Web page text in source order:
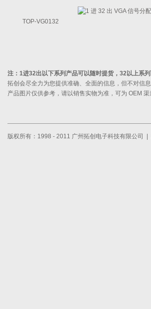
TOP-VG0132
注：1进32出以下系列产品可以随时提货，32以上系列
拓创会尽全力为您提供准确、全面的信息，但不对信
产品图片仅供参考，请以销售实物为准，可为 OEM
版权所有：1998 - 2011 广州拓创电子科技有限公司 |